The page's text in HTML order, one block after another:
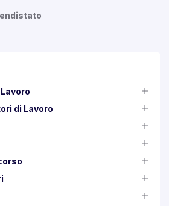
di Lavoro